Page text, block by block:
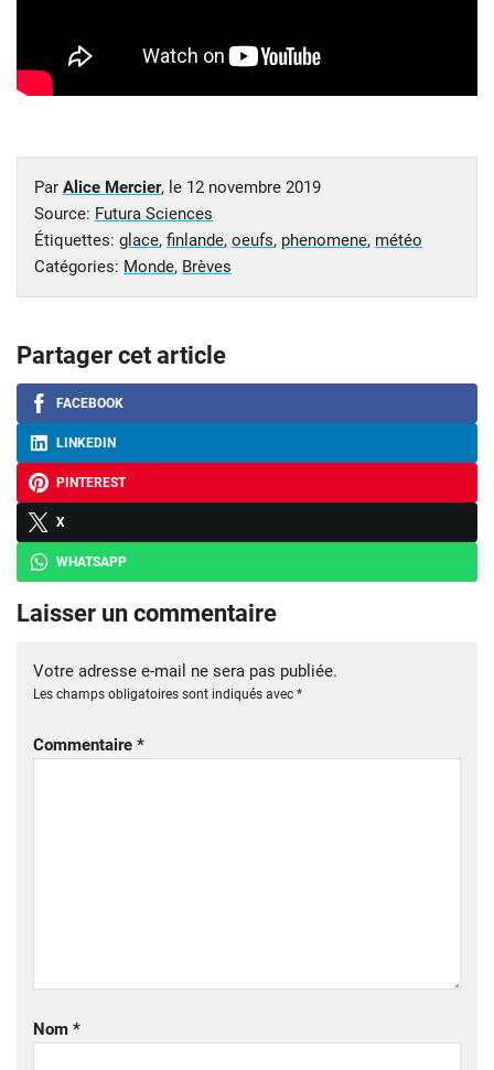
Par Alice Mercier, le 12 novembre 2019
Source: Futura Sciences
Étiquettes: glace, finlande, oeufs, phenomene, météo
Catégories: Monde, Brèves
Partager cet article
FACEBOOK
LINKEDIN
PINTEREST
X
WHATSAPP
Laisser un commentaire
Votre adresse e-mail ne sera pas publiée.
Les champs obligatoires sont indiqués avec *
Commentaire *
Nom *